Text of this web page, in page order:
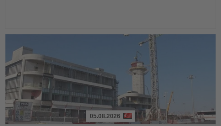
05.08.2026